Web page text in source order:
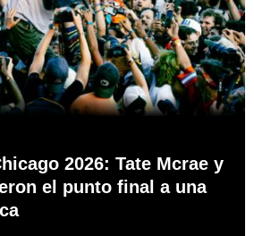
2026: Tate Mcrae y
el punto final a una